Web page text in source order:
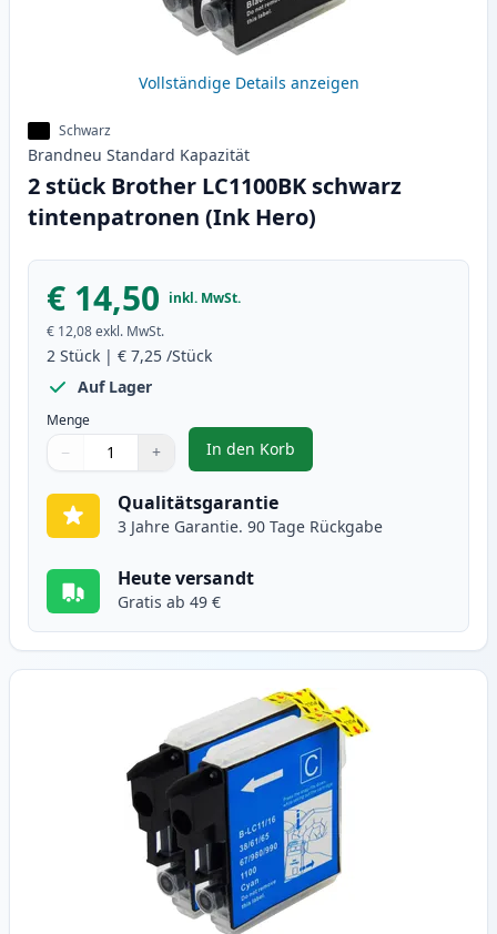
Vollständige Details anzeigen
Schwarz
Brandneu Standard Kapazität
2 stück Brother LC1100BK schwarz
tintenpatronen (Ink Hero)
€ 14,50 inkl. MwSt.
€ 12,08exkl. MwSt.
2 Stück | € 7,25 /Stück
Auf Lager
Menge
Verwenden Sie die Tasten, um anzupassen
− +
1
In den Korb
, 2 stück Brother LC1100BK
Qualitätsgarantie
3 Jahre Garantie. 90 Tage Rückgabe
Heute versandt
Gratis ab 49 €